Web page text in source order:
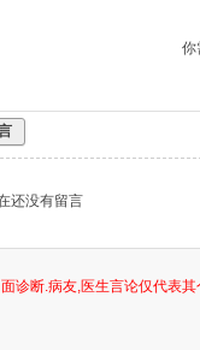
你
还没有留言
诊断.病友,医生言论仅代表